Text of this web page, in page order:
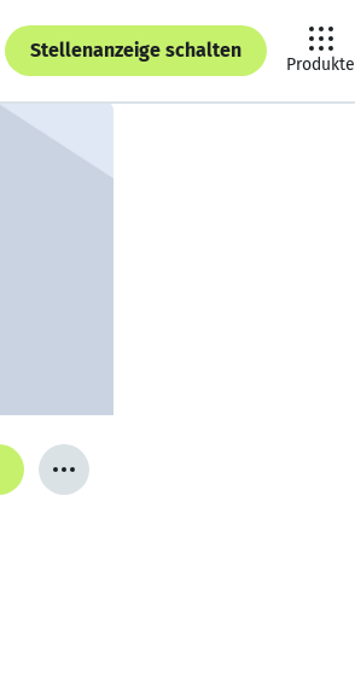
Stellenanzeige schalten
Produkte